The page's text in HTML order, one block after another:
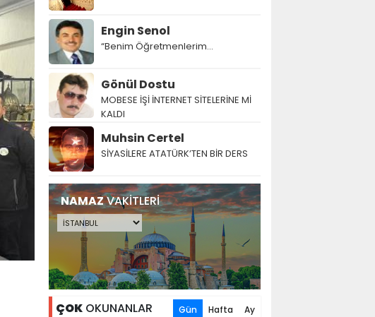
Engin Senol
“Benim Öğretmenlerim…
Gönül Dostu
MOBESE İŞİ İNTERNET SİTELERİNE Mİ
KALDI
Muhsin Certel
SİYASİLERE ATATÜRK’TEN BİR DERS
NAMAZVAKİTLERİ
ÇOK OKUNANLAR Gün Hafta Ay